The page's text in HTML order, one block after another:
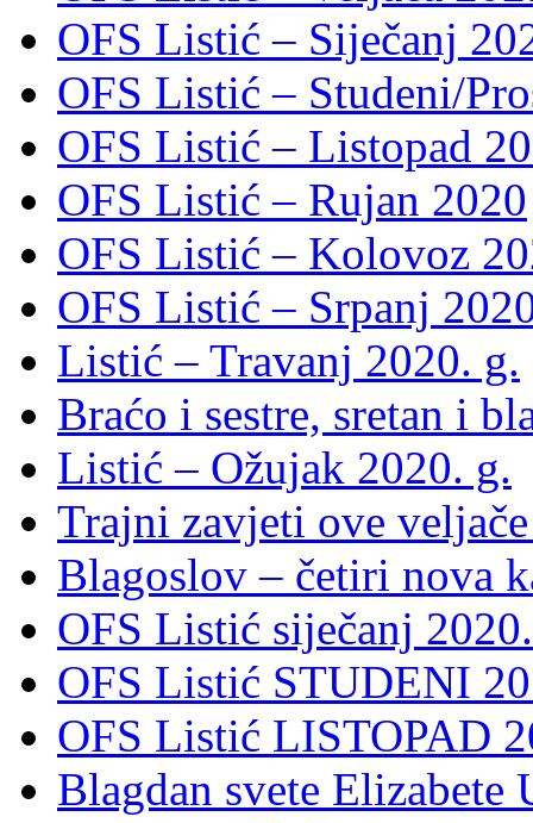
OFS Listić – Siječanj
OFS Listić – Studeni/
OFS Listić – Listopad
OFS Listić – Rujan 2020
OFS Listić – Kolovoz
OFS Listić – Srpanj
Listić – Travanj 2020. g.
Braćo i sestre, sretan i
Listić – Ožujak 2020. g.
Trajni zavjeti ove
Blagoslov – četiri nova
OFS Listić siječanj
OFS Listić STUDENI
OFS Listić LISTOPAD
Blagdan svete